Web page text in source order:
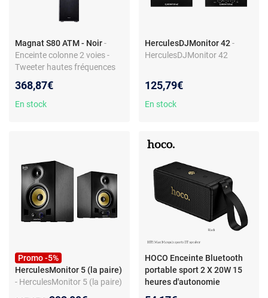
Magnat S80 ATM - Noir-
Enceinte colonne 2 voies -
Tweeter hautes fréquences
Puissance max 180 W - RMS
160 W
368,87€
En stock
HerculesDJMonitor 42 -
HerculesDJMonitor 42
125,79€
En stock
Promo -5%
HerculesMonitor 5 (la paire)
- HerculesMonitor 5 (la paire)
HOCO Enceinte Bluetooth
portable sport 2 X 20W 15
heures d'autonomie